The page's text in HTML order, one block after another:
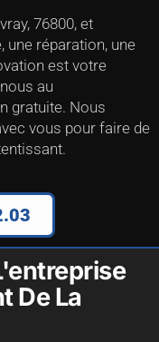
76800, et
une réparation, une
est votre
au
gratuite. Nous
vous pour faire de
De La